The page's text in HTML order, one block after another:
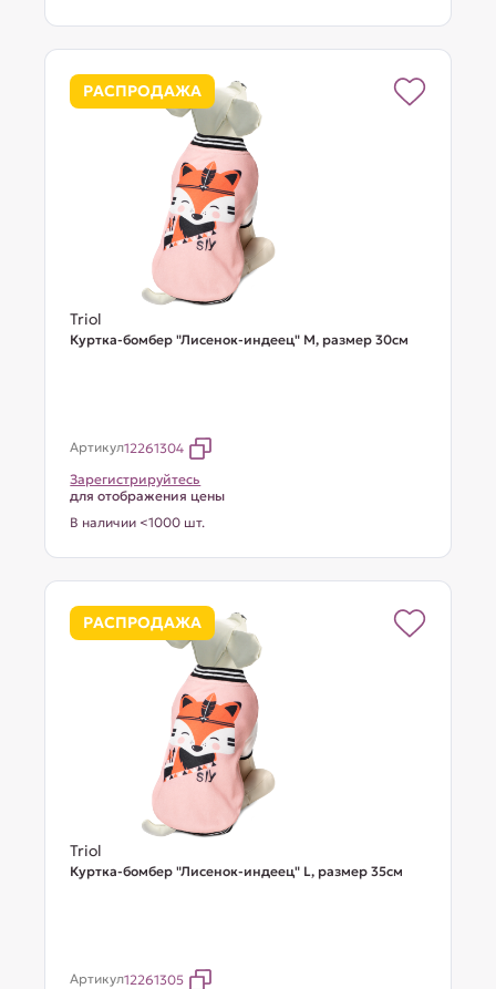
РАСПРОДАЖА
Triol
Куртка-бомбер "Лисенок-индеец" M, размер 30см
Артикул12261304
Зарегистрируйтесь
для отображения цены
В наличии <1000 шт.
РАСПРОДАЖА
Triol
Куртка-бомбер "Лисенок-индеец" L, размер 35см
Артикул12261305